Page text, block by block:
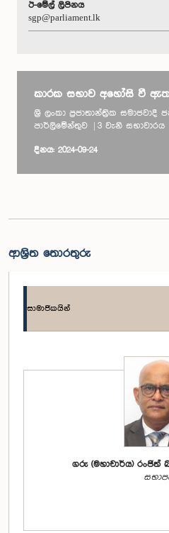
ඊ-මේල් ලිපිනය
sgp@parliament.lk
කාරක සභාව අහෝසි වී
ශ්‍රී ලංකා ප්‍රජාතාන්ත්‍රික
පාර්ලිමේන්තුව | 3 වැනි සභාවාරය
දිනය: 2024-09-24
ආශ්‍රිත තොරතුරු
සාමාජිකයින්
ගරු (මහාචාර්ය) රංජිත්